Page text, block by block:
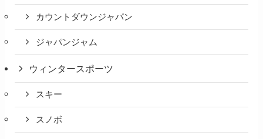
カウントダウンジャパン
ジャパンジャム
ウィンタースポーツ
スキー
スノボ